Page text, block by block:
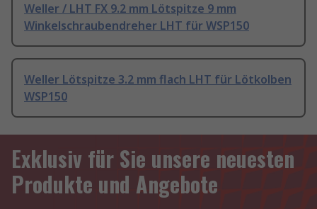
Weller / LHT FX 9.2 mm Lötspitze 9 mm
Winkelschraubendreher LHT für WSP150
Weller Lötspitze 3.2 mm flach LHT für Lötkolben
WSP150
Exklusiv für Sie unsere neuesten
Produkte und Angebote